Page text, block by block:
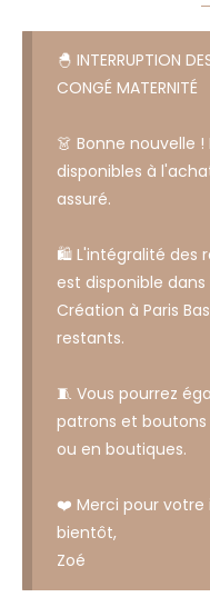
🐣 INTERRUPTION
CONGÉ MATERNITÉ
👗 Bonne nouvelle
disponibles à
assuré.
🛍️ L'intégralité des
est disponible
Création à Paris
restants.
🧵 Vous pourrez
patrons et boutons
ou en boutiques.
❤️ Merci pour votre
bientôt,
Zoé